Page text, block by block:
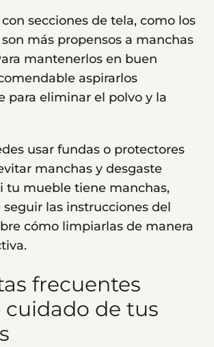
secciones de tela, como los
son más propensos a manchas
mantenerlos en buen
aspirarlos
para eliminar el polvo y la
usar fundas o protectores
manchas y desgaste
tu mueble tiene manchas,
seguir las instrucciones del
cómo limpiarlas de manera
frecuentes
cuidado de tus